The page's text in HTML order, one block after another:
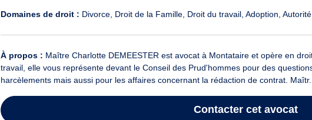
Domaines de droit : Divorce Droit de la Famille Droit du travail Adoption
À propos : Maître Charlotte DEMEESTER est avocat à Montataire et opère en
travail, elle vous représente devant le Conseil des Prud'hommes pour des
harcèlements mais aussi pour les affaires concernant la rédaction de contrat. Maîtr...
Contacter cet avocat